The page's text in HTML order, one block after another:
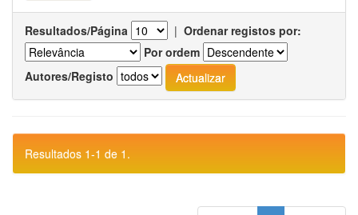
Resultados/Página | Ordenar registos por:
Por ordem
Autores/Registo
Resultados 1-1 de 1.